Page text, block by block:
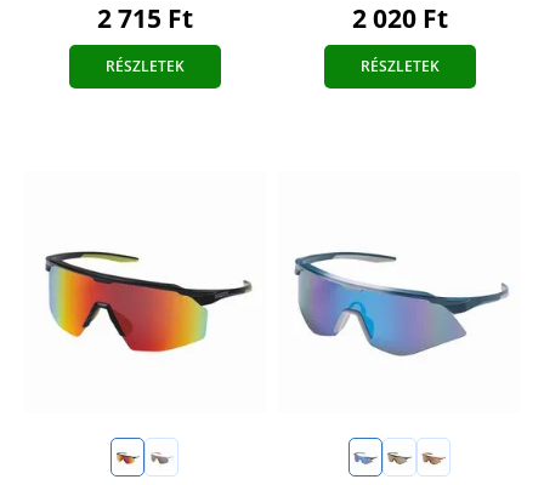
2 715 Ft
RÉSZLETEK
2 020 Ft
RÉSZLETEK